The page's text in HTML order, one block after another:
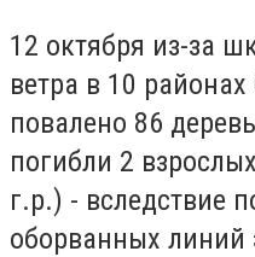
12 октября из-за
ветра в 10
повалено 86
погибли 2
г.р.) - вследствие
оборванных линий